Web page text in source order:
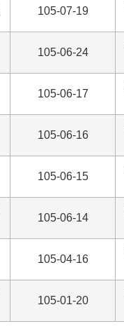
105-07-19
105-06-24
105-06-17
105-06-16
105-06-15
105-06-14
105-04-16
105-01-20